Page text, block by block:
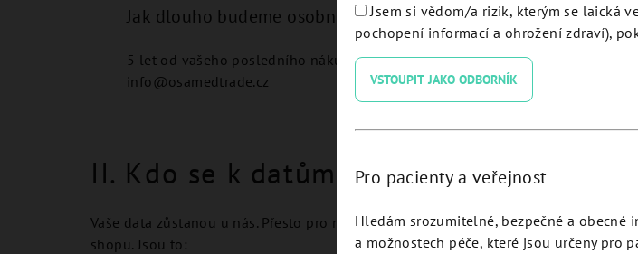
Jak dlouho budeme osobní údaje zpracovávat?
5 let od vašeho posledního nákupu. Z rozesílky se můžete kdykoliv odhlásit
info@osamedtrade.cz
II. Kdo se k datům dostane?
Vaše data zůstanou u nás. Přesto pro nás pracují některé společnosti nebo jiné
shopu. Jsou to:
Jsem si vědom/a rizik, kterým se laická
pochopení informací a ohrožení zdraví),
VSTOUPIT JAKO ODBORNÍK
Pro pacienty a veřejnost
Hledám srozumitelné, bezpečné a obecné
a možnostech péče, které jsou určeny pro